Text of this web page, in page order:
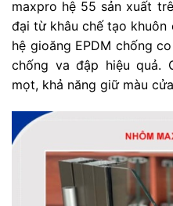
maxpro hệ 55 sản xuất
đại từ khâu chế tạo khuôn
hệ gioăng EPDM chống
chống va đập hiệu quả.
mọt, khả năng giữ màu